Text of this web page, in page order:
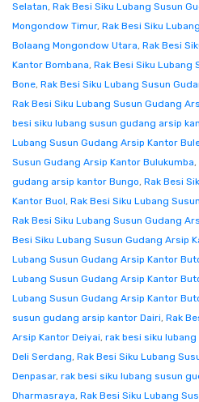
Selatan, Rak Besi Siku Lubang Susun
Mongondow Timur, Rak Besi Siku
Bolaang Mongondow Utara, Rak Besi
Kantor Bombana, Rak Besi Siku Lubang
Bone, Rak Besi Siku Lubang Susun
Rak Besi Siku Lubang Susun Gudang
besi siku lubang susun gudang arsip
Lubang Susun Gudang Arsip Kantor
Susun Gudang Arsip Kantor Bulukumba,
gudang arsip kantor Bungo, Rak Besi
Kantor Buol, Rak Besi Siku Lubang
Rak Besi Siku Lubang Susun Gudang
Besi Siku Lubang Susun Gudang Arsip
Lubang Susun Gudang Arsip Kantor
Lubang Susun Gudang Arsip Kantor
Lubang Susun Gudang Arsip Kantor
susun gudang arsip kantor Dairi, Rak
Arsip Kantor Deiyai, rak besi siku
Deli Serdang, Rak Besi Siku Lubang
Denpasar, rak besi siku lubang susun
Dharmasraya, Rak Besi Siku Lubang